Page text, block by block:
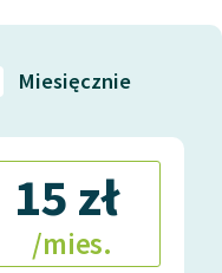
Miesięcznie
15 zł
/mies.